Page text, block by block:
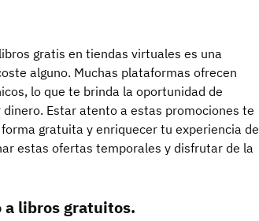
gratis en tiendas virtuales es una
alguno. Muchas plataformas ofrecen
lo que te brinda la oportunidad de
Estar atento a estas promociones te
gratuita y enriquecer tu experiencia de
estas ofertas temporales y disfrutar de la
a libros gratuitos.